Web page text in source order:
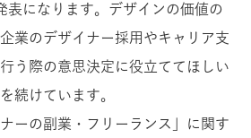
表になります。デザインの価値の
業のデザイナー採用やキャリア支
う際の意思決定に役立ててほしい
続けています。
ーの副業・フリーランス」に関す